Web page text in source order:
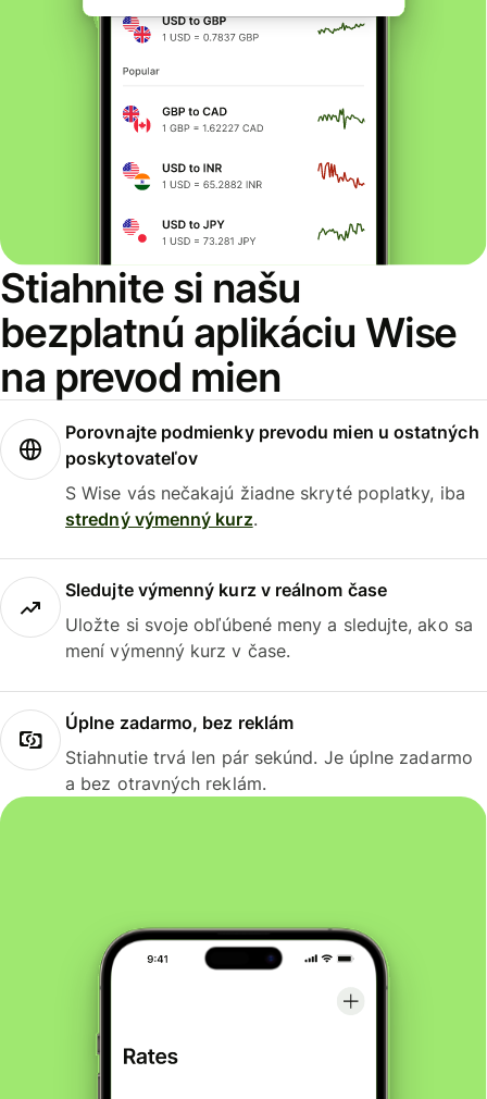
Stiahnite si našu
bezplatnú aplikáciu Wise
na prevod mien
Porovnajte podmienky prevodu mien u ostatných
poskytovateľov
S Wise vás nečakajú žiadne skryté poplatky, iba
stredný výmenný kurz.
Sledujte výmenný kurz v reálnom čase
Uložte si svoje obľúbené meny a sledujte, ako sa
mení výmenný kurz v čase.
Úplne zadarmo, bez reklám
Stiahnutie trvá len pár sekúnd. Je úplne zadarmo
a bez otravných reklám.